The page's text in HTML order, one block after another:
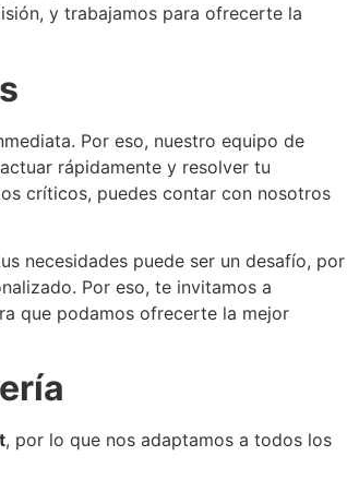
y trabajamos para ofrecerte la
Por eso, nuestro equipo de
rápidamente y resolver tu
críticos, puedes contar con nosotros
necesidades puede ser un desafío, por
Por eso, te invitamos a
que podamos ofrecerte la mejor
, por lo que nos adaptamos a todos los